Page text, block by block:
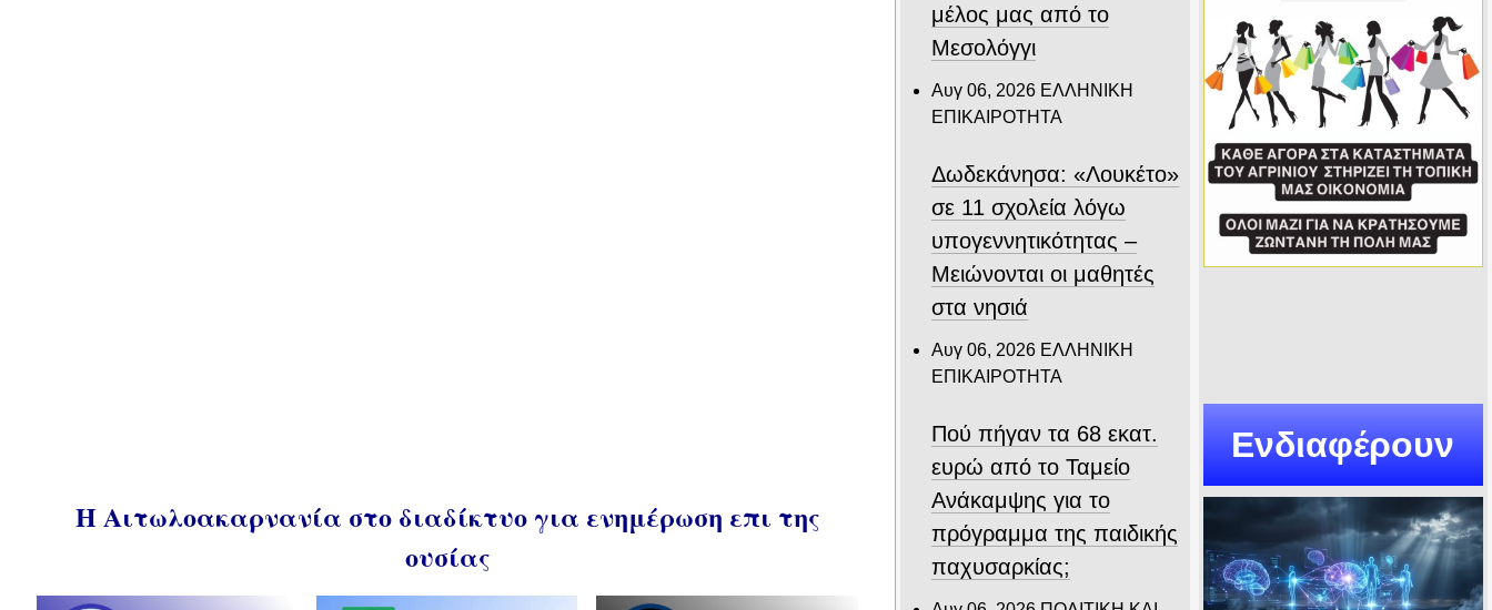
Η Αιτωλοακαρνανία στο διαδίκτυο για ενημέρωση επι της
ουσίας
μέλος μας από το
Μεσολόγγι
Αυγ 06, 2026 ΕΛΛΗΝΙΚΗ
ΕΠΙΚΑΙΡΟΤΗΤΑ
Δωδεκάνησα: «Λουκέτο»
σε 11 σχολεία λόγω
υπογεννητικότητας –
Μειώνονται οι μαθητές
στα νησιά
Αυγ 06, 2026 ΕΛΛΗΝΙΚΗ
ΕΠΙΚΑΙΡΟΤΗΤΑ
Πού πήγαν τα 68 εκατ.
ευρώ από το Ταμείο
Ανάκαμψης για το
πρόγραμμα της παιδικής
παχυσαρκίας;
Ενδιαφέρουν